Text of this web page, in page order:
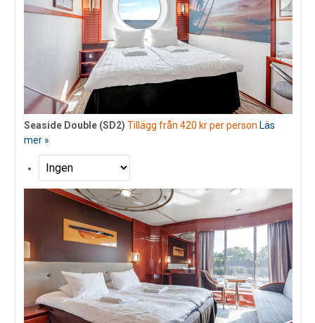
Seaside Double (SD2) Tillägg från 420 kr per person Läs
mer »